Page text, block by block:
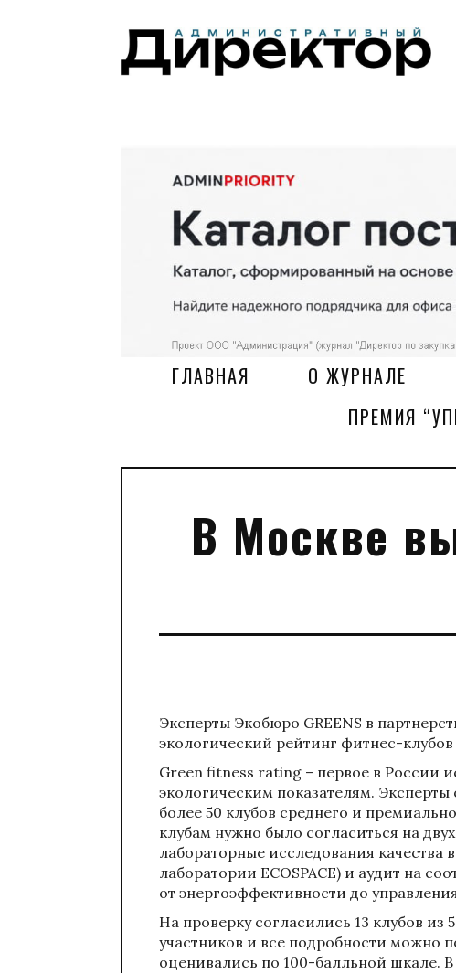
ГЛАВНАЯ О ЖУРНАЛЕ
ПРЕМИЯ
В Москве
Эксперты Экобюро GREENS в
экологический рейтинг фитнес-
Green fitness rating – первое в России
экологическим показателям.
более 50 клубов среднего и
клубам нужно было согласиться на
лабораторные исследования качества
лаборатории ECOSPACE) и аудит на
от энергоэффективности до
На проверку согласились 13 клубов
участников и все подробности можно
оценивались по 100-балльной шкале.